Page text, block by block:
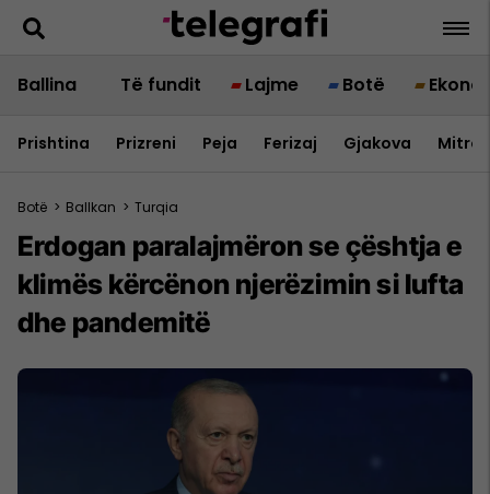
Ballina Të fundit Lajme Botë
Prishtina Prizreni Peja Ferizaj Gjakova
Botë > Ballkan > Turqia
Erdogan paralajmëron se çështja e
klimës kërcënon njerëzimin si lufta
dhe pandemitë